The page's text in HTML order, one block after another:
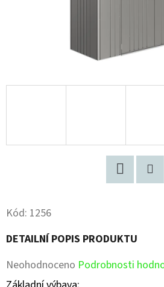
Kód: 1256
DETAILNÍ POPIS PRODUKTU
Průměrné
Neohodnoceno Podrobnosti